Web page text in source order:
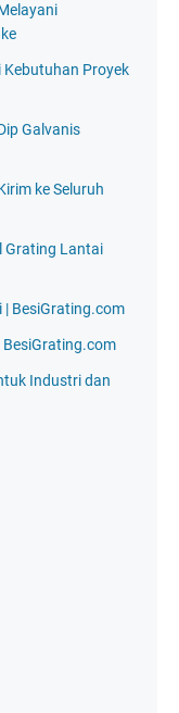
Kebutuhan Proyek
Galvanis
ke Seluruh
Grating Lantai
| BesiGrating.com
Industri dan